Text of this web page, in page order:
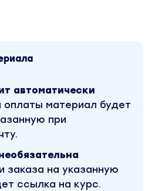
автоматически
оплаты материал будет
при
заказа на указанную
ссылка на курс.